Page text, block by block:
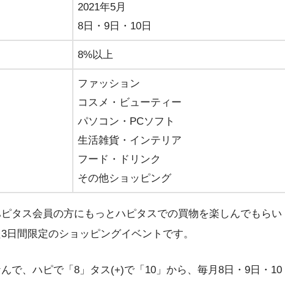
2021年5月
8日・9日・10日
8%以上
ファッション
コスメ・ビューティー
パソコン・PCソフト
生活雑貨・インテリア
フード・ドリンク
その他ショッピング
タス会員の方にもっとハピタスでの買物を楽しんでもらい
間限定のショッピングイベントです。
で、ハピで「8」タス(+)で「10」から、毎月8日・9日・10